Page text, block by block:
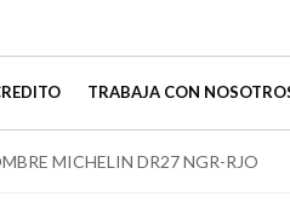
TRABAJA CON
MICHELIN DR27 NGR-RJO